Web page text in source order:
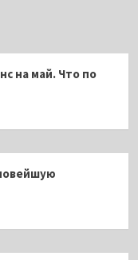
на май. Что по